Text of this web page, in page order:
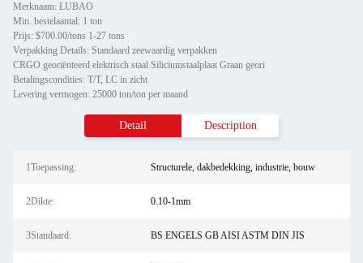
Merknaam: LUBAO
Min. bestelaantal: 1 ton
Prijs: $700.00/tons 1-27 tons
Verpakking Details: Standaard zeewaardig verpakken
CRGO georiënteerd elektrisch staal Siliciumstaalplaat Graan geori
Betalingscondities: T/T, LC in zicht
Levering vermogen: 25000 ton/ton per maand
Detail Description
1Toepassing: Structurele, dakbedekking, industrie, bouw
2Dikte: 0.10-1mm
3Standaard: BS ENGELS GB AISI ASTM DIN JIS